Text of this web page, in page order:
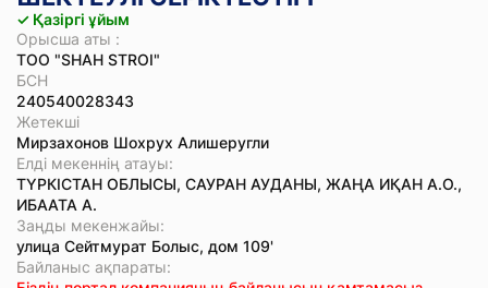
✓ Қазіргі ұйым
Орысша аты :
ТОО "SHAH STROI"
БСН
240540028343
Жетекші
Мирзахонов Шохрух Алишеругли
Елді мекеннің атауы:
ТҮРКІСТАН ОБЛЫСЫ, САУРАН АУДАНЫ, ЖАҢА ИҚАН А.О.,
ИБААТА А.
Заңды мекенжайы:
улица Сейтмурат Болыс, дом 109'
Байланыс ақпараты: